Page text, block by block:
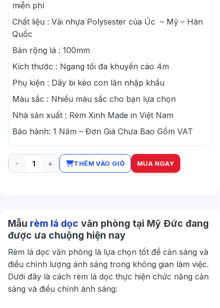
miễn phí
Chất liệu : Vải nhựa Polysester của Úc – Mỹ – Hàn
Quốc
Bản rộng lá : 100mm
Kích thước : Ngang tối đa khuyến cáo 4m
Phụ kiện : Dây bi kéo con lăn nhập khẩu
Màu sắc : Nhiều màu sắc cho bạn lựa chọn
Nhà sản xuất : Rèm Xinh Made in Việt Nam
Bảo hành: 1 Năm – Đơn Giá Chưa Bao Gồm VAT
Địa chỉ uy tín mua rèm lá dọc văn phòng tại Mỹ Đức số lượng
THÊM VÀO GIỎ MUA NGAY
Mẫu rèm lá dọc văn phòng tại Mỹ Đức đang
được ưa chuộng hiện nay
Rèm lá dọc văn phòng là lựa chọn tốt để cản sáng và
điều chỉnh lượng ánh sáng trong không gian làm việc.
Dưới đây là cách rèm lá dọc thực hiện chức năng cản
sáng và điều chỉnh ánh sáng: